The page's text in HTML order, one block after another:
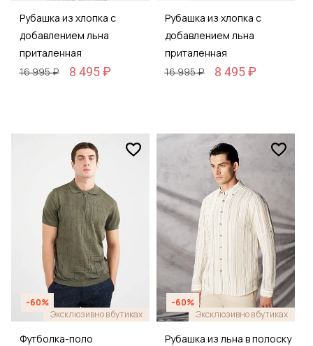
Рубашка из хлопка с
добавлением льна
приталенная
16 995 ₽
8 495 ₽
Рубашка из хлопка с
добавлением льна
приталенная
16 995 ₽
8 495 ₽
-60%
Эксклюзивно в бутиках
Футболка-поло
-60%
Эксклюзивно в бутиках
Рубашка из льна в полоску